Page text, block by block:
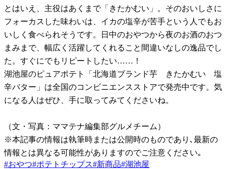
とはいえ、主役はあくまで「きたかむい」。そのおいしさに
フォーカスした味わいは、イカの塩辛が苦手という人でもお
いしく食べられそうです。日中のおやつから夜のお酒のおつ
まみまで、幅広く活躍してくれること間違いなしの逸品でし
た。すぐにでもリピートしたい……！
湖池屋のピュアポテト「北海道ブランド芋 きたかむい 塩
辛バター」は全国のコンビニエンスストアで発売中です。気
になる人はぜひ、手に取ってみてくださいね。
（文・写真：ママテナ編集部グルメチーム）
※本記事の情報は執筆時または公開時のものであり､最新の
情報とは異なる可能性がありますのでご注意ください｡
#おやつ#ポテトチップス#新商品#湖池屋